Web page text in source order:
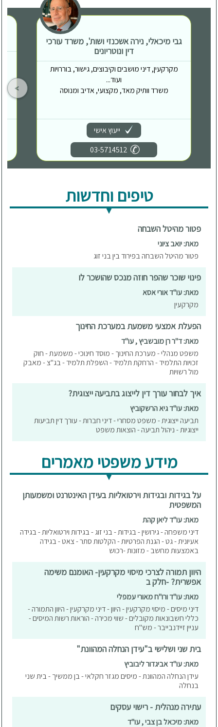
גבי מיכאלי, נירה אשכנזי ושות', משרד עורכי
דין ונוטריונים
מקרקעין, דיני מושבים וקיבוצים, גישור, בוררויות
ועוד...
משרד וותיק מאד, מקצועי, אדיב ומנוסה
ייעוץ אישי
03-5714512
טיפים וחדשות
פטור מהיטל השבחה
מאת: יואב ציוני
פטור מהיטל השבחה בפירוד בין בני זוג
פינוי שוכר שהפר חוזה מנכס שהושכר לו
מאת: עו"ד אורי אסא
מקרקעין
הפעלת אמצעי משמעת במערכת החינוך
מאת: ד"ר רן מובשביץ , עו"ד
משפט מנהלי - מערכת החינוך - מוסד חינוכי - משמעת - חוק
זכויות התלמיד - הרחקת תלמיד - השפלת תלמיד - בג"צ - מאבק
מול רשויות
איך לבחור עורך דין לייצוג בתביעה ייצוגית?
מאת: עו"ד גיא הרשקוביץ
תביעה ייצוגית - משפט מסחרי - דיני חברות - עורך דין תביעות
ייצוגיות - ניהול תביעה - הוצאות משפט
מידע משפטי מאמרים
על בגידות ובגידות וירטואליות בעידן האינטרנט ומשמעותן
המשפטית
מאת: עו"ד ליאן קהת
דיני משפחה - גירושין - בגידות - בני זוג - בגידות וירטואליות - בגידה
אעיונית - גט - הגנת הפרטיות - הקלטות סתר - צאט - בגידה
באמצעות מחשב - מזונות -רכוש
היוון תמורה לצרכי מיסוי מקרקעין- האומנם משימה
אפשרית? -חלק ב
מאת: עו"ד ורו"ח מאורי עמפלי
דיני מיסים - מיסוי מקרקעין - היוון - דיני מקרקעין - היוון התמורה -
כללי חשבונאות מקובלים - שווי מכירה - הוראות רשות המיסים -
עניין זיידנבייבר - מש"ח
בית שני ושלישי ב"עידן הנחלה המהוונת"
מאת: עו"ד אביגדור ליבוביץ
עידן הנחלה המהוונת - מיסים מגזר חקלאי - בן ממשיך - בית שני
בנחלה
עתירה מנהלית - רישוי עסקים
מאת: מיכאל בן צבי , עו"ד